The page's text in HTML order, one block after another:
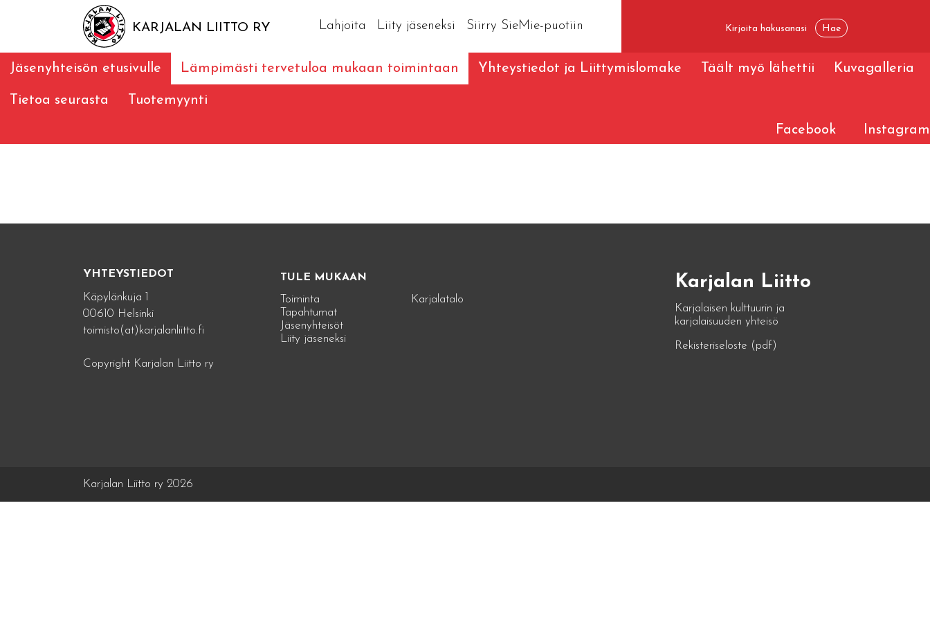
KARJALAN LIITTO RY Lahjoita Liity jäseneksi Siirry SieMie-puotiin
Jäsenyhteisön etusivulle Lämpimästi tervetuloa mukaan toimintaan Yhteystiedot ja Liittymislomake Täält myö lähettii Kuvagalleria
Tietoa seurasta Tuotemyynti
Facebook Instagram
YHTEYSTIEDOT
Käpylänkuja 1
00610 Helsinki
toimisto(at)karjalanliitto.fi
Copyright Karjalan Liitto ry
TULE MUKAAN
Toiminta
Tapahtumat
Jäsenyhteisöt
Liity jäseneksi
Karjalatalo
Karjalan Liitto
Karjalaisen kulttuurin ja
karjalaisuuden yhteisö
Rekisteriseloste (pdf)
Karjalan Liitto ry 2026